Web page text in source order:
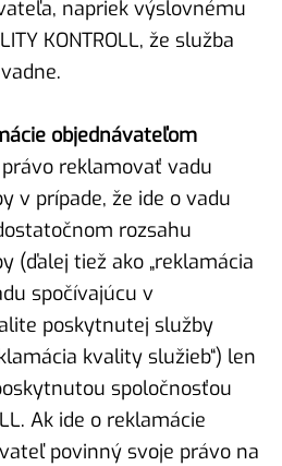
napriek výslovnému
KONTROLL, že služba
objednávateľom
reklamovať vadu
v prípade, že ide o vadu
rozsahu
(ďalej tiež ako „reklamácia
spočívajúcu v
poskytnutej služby
kvality služieb“) len
spoločnosťou
Ak ide o reklamácie
povinný svoje právo na